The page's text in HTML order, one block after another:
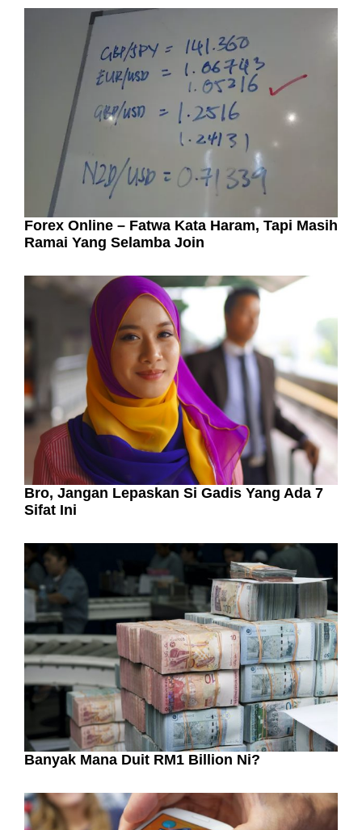
Forex Online – Fatwa Kata Haram, Tapi Masih
Ramai Yang Selamba Join
Bro, Jangan Lepaskan Si Gadis Yang Ada 7
Sifat Ini
Banyak Mana Duit RM1 Billion Ni?